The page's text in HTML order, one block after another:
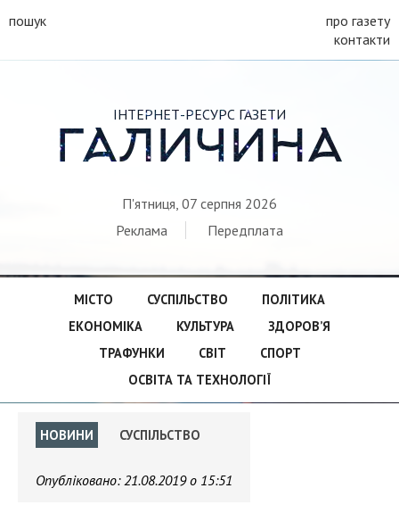
пошук
про газету
контакти
ІНТЕРНЕТ-РЕСУРС ГАЗЕТИ
ГАЛИЧИНА
П'ятниця, 07 серпня 2026
Реклама
Передплата
МІСТО СУСПІЛЬСТВО
ПОЛІТИКА
ЕКОНОМІКА
КУЛЬТУРА
ЗДОРОВ’Я
ТРАФУНКИ
СВІТ
СПОРТ
ОСВІТА ТА ТЕХНОЛОГІЇ
НОВИНИ СУСПІЛЬСТВО
Опубліковано:21.08.2019 о 15:51